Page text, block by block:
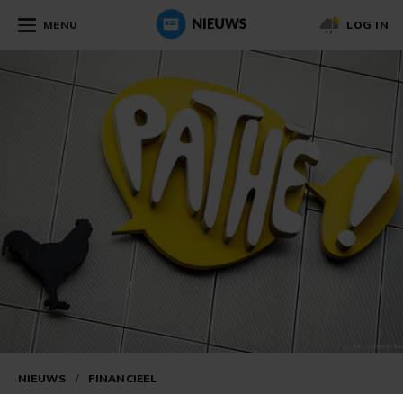
MENU LOG IN
NIEUWS / FINANCIEEL